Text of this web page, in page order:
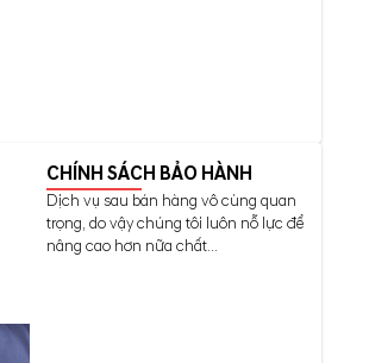
CHÍNH SÁCH BẢO HÀNH
Dịch vụ sau bán hàng vô cùng quan
trọng, do vậy chúng tôi luôn nỗ lực để
nâng cao hơn nữa chất...